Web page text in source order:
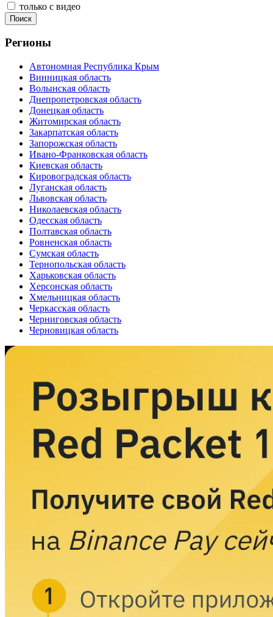
только с видео
Поиск
Регионы
Автономная Республика Крым
Винницкая область
Волынская область
Днепропетровская область
Донецкая область
Житомирская область
Закарпатская область
Запорожская область
Ивано-Франковская область
Киевская область
Кировоградская область
Луганская область
Львовская область
Николаевская область
Одесская область
Полтавская область
Ровненская область
Сумская область
Тернопольская область
Харьковская область
Херсонская область
Хмельницкая область
Черкасская область
Черниговская область
Черновицкая область